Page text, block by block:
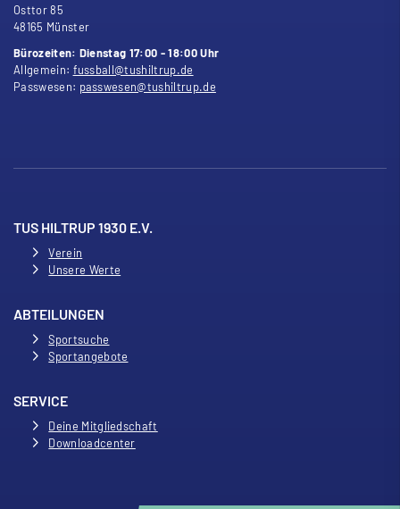
Osttor 85
48165 Münster
Bürozeiten: Dienstag 17:00 - 18:00 Uhr
Allgemein: fussball@tushiltrup.de
Passwesen: passwesen@tushiltrup.de
TUS HILTRUP 1930 E.V.
Verein
Unsere Werte
ABTEILUNGEN
Sportsuche
Sportangebote
SERVICE
Deine Mitgliedschaft
Downloadcenter